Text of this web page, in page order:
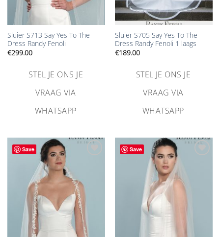
Sluier S713 Say Yes To The
Dress Randy Fenoli
€299.00
STEL JE ONS JE
VRAAG VIA
WHATSAPP
Sluier S705 Say Yes To The
Dress Randy Fenoli 1 laags
€189.00
STEL JE ONS JE
VRAAG VIA
WHATSAPP
Save
toevoegen
Save
toevoegen